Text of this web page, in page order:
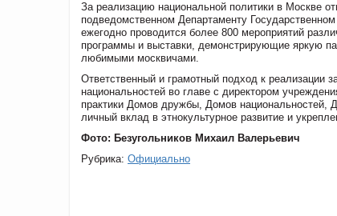
За реализацию национальной политики в Москве
подведомственном Департаменту
ежегодно проводится более 800 мероприятий
программы и выставки, демонстрирующие яркую
любимыми москвичами.
Ответственный и грамотный подход к реализации
национальностей во главе с директором
практики Домов дружбы, Домов национальностей,
личный вклад в этнокультурное развитие и
Фото: Безугольников Михаил Валерьевич
Рубрика: Официально